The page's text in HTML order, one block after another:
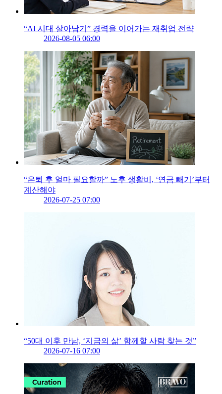
“AI 시대 살아남기” 경력을 이어가는 재취업 전략
2026-08-05 06:00
“은퇴 후 얼마 필요할까” 노후 생활비, ‘연금 빼기’부터
계산해야
2026-07-25 07:00
“50대 이후 만남, ‘지금의 삶’ 함께할 사람 찾는 것”
2026-07-16 07:00